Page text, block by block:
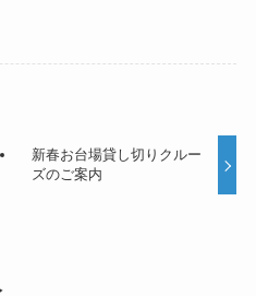
新春お台場貸し切りクルー
ズのご案内